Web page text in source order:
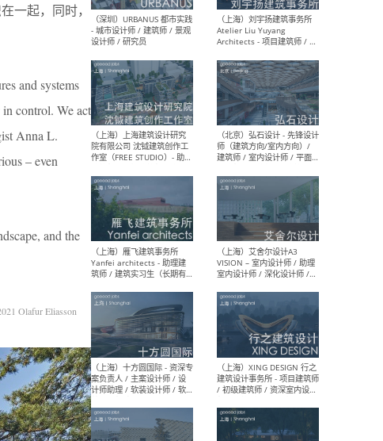
一起，同时，
and systems
control. We act
Anna L.
– even
and the
Olafur Eliasson
（深圳）TOMO東木筑造 -
室内设计师 / 资深深化设计
师 / AIGC内容编辑(室内设计
方向) / 照明设计师 / 软装设
计师
（北京）LOD朗奥建筑 - 资深
室内建筑师 / 产品研发及新
设计师 / 深化设计师 / 实习
（北京）SHUYAN design -
项目负责人Project Manager
/项目建筑师Project
Architect / 助理建筑师
Assistant Architect / 创始
人助理Founder's Assistant
/ 实习生Intern
（深圳）URBANUS 都市实践
- 城市设计师 / 建筑师 / 景观